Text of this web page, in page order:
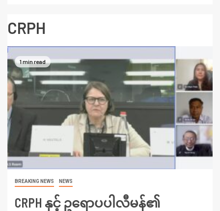
CRPH
1 min read
BREAKING NEWS NEWS
CRPH နှင့် ဥရောပပါလီမန်၏